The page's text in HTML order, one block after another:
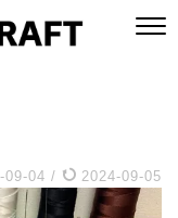
09-04 / 2024-09-05